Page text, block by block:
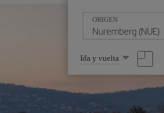
ORIGEN
Seleccione
una
opción
Ida y vuelta